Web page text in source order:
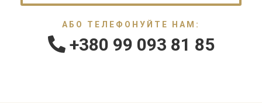
АБО ТЕЛЕФОНУЙТЕ НАМ:
+380 99 093 81 85